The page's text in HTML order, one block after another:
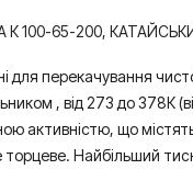
100-65-200,
для перекачування
, від 273 до 378К
активністю, що
Найбільший